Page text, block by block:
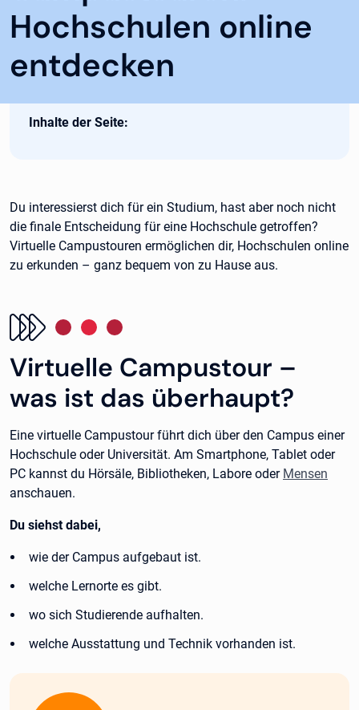
Hochschulen online
entdecken
Inhalte der Seite:
Du interessierst dich für ein Studium, hast aber noch nicht
die finale Entscheidung für eine Hochschule getroffen?
Virtuelle Campustouren ermöglichen dir, Hochschulen online
zu erkunden – ganz bequem von zu Hause aus.
Virtuelle Campustour –
was ist das überhaupt?
Eine virtuelle Campustour führt dich über den Campus einer
Hochschule oder Universität. Am Smartphone, Tablet oder
PC kannst du Hörsäle, Bibliotheken, Labore oder Mensen
anschauen.
Du siehst dabei,
wie der Campus aufgebaut ist.
welche Lernorte es gibt.
wo sich Studierende aufhalten.
welche Ausstattung und Technik vorhanden ist.